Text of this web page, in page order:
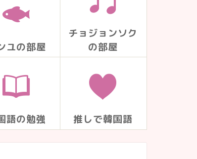
ユの部屋
チョジョンソク
の部屋
語の勉強 推しで韓国語